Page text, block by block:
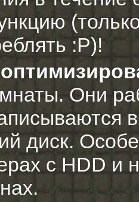
:P)!
Они
диск.
с HDD и